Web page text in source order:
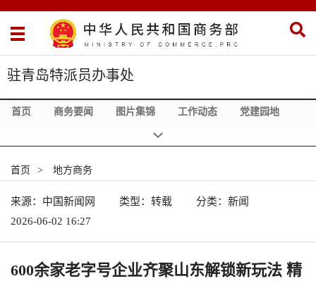
驻青岛特派员办事处
首页 商务要闻 图片集锦 工作动态 党建园地
走进特办
首页 > 地方商务
来源：中国新闻网 类型：转载
分类：新闻
2026-06-02 16:27
600余家老字号企业齐聚山东解锁新玩法 精